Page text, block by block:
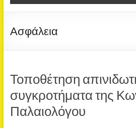
Ασφάλεια
Τοποθέτηση
συγκροτήματα της
Παλαιολόγου